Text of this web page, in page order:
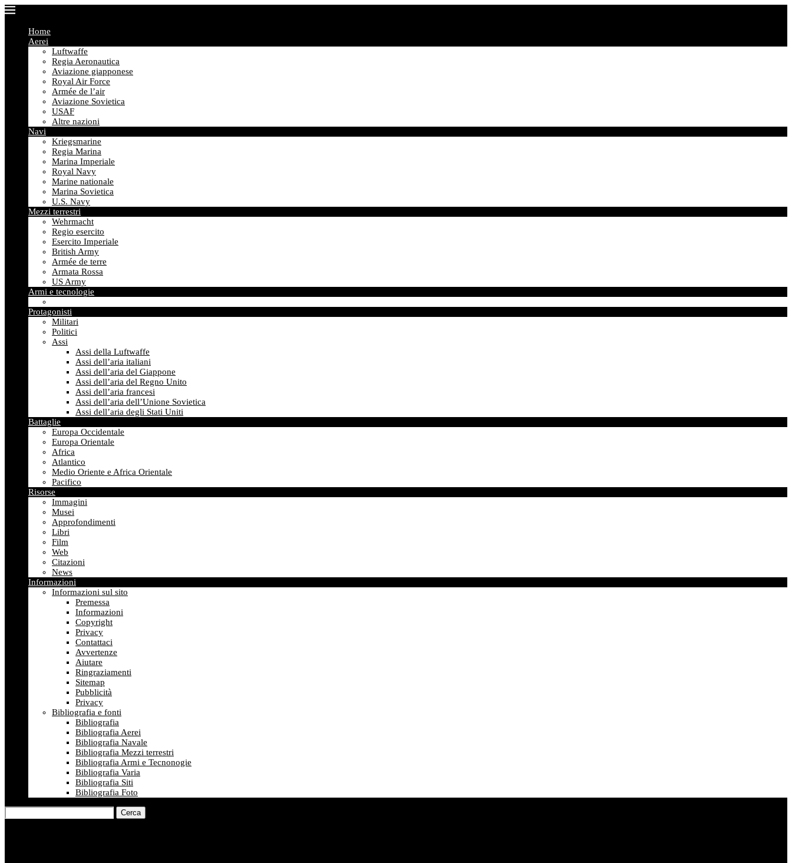
Home
Aerei
Luftwaffe
Regia Aeronautica
Aviazione giapponese
Royal Air Force
Armée de l’air
Aviazione Sovietica
USAF
Altre nazioni
Navi
Kriegsmarine
Regia Marina
Marina Imperiale
Royal Navy
Marine nationale
Marina Sovietica
U.S. Navy
Mezzi terrestri
Wehrmacht
Regio esercito
Esercito Imperiale
British Army
Armée de terre
Armata Rossa
US Army
Armi e tecnologie
Protagonisti
Militari
Politici
Assi
Assi della Luftwaffe
Assi dell’aria italiani
Assi dell’aria del Giappone
Assi dell’aria del Regno Unito
Assi dell’aria francesi
Assi dell’aria dell’Unione Sovietica
Assi dell’aria degli Stati Uniti
Battaglie
Europa Occidentale
Europa Orientale
Africa
Atlantico
Medio Oriente e Africa Orientale
Pacifico
Risorse
Immagini
Musei
Approfondimenti
Libri
Film
Web
Citazioni
News
Informazioni
Informazioni sul sito
Premessa
Informazioni
Copyright
Privacy
Contattaci
Avvertenze
Aiutare
Ringraziamenti
Sitemap
Pubblicità
Privacy
Bibliografia e fonti
Bibliografia
Bibliografia Aerei
Bibliografia Navale
Bibliografia Mezzi terrestri
Bibliografia Armi e Tecnonogie
Bibliografia Varia
Bibliografia Siti
Bibliografia Foto
Cerca